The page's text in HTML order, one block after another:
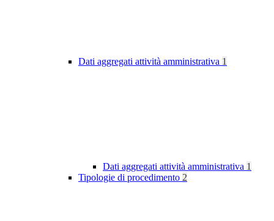
Dati aggregati attività amministrativa 1
Dati aggregati attività amministrativa 1
Tipologie di procedimento 2